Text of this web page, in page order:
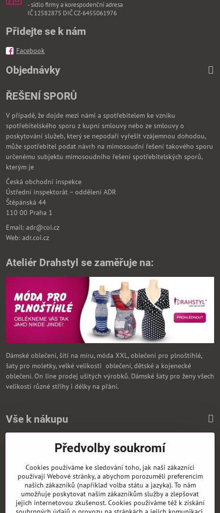
- sídlo firmy a korespodenční adresa
IČ 12582875 DIČ CZ-6455061976
Přidejte se k nám
Facebook
Objednávky
ŘEŠENÍ SPORŮ
V případě, že dojde mezi námi a spotřebitelem ke vzniku
spotřebitelského sporu z kupní smlouvy nebo ze smlouvy o
poskytování služeb, který se nepodaří vyřešit vzájemnou dohodou,
může spotřebitel podat návrh na mimosoudní řešení takového sporu
určenému subjektu mimosoudního řešení spotřebitelských sporů,
kterým je
Česká obchodní inspekce
Ústřední inspektorát – oddělení ADR
Štěpánská 44
110 00 Praha 1
Email: adr@coi.cz
Web: adr.coi.cz
Ateliér Drahstyl se zaměřuje na:
Dámské oblečení, šítí na míru, móda XXL, oblečení pro plnoštíhlé,
šaty pro moletky, velké velikosti oblečení, dětské a kojenecké
oblečení. On line prodej ušitých výrobků. Dámské šaty pro ženy všech
velikostí různé střihy i délky na přání.
Vše k nákupu
Zasíláme i na SlovenskoPředvolby soukromí
Cookies používáme ke sledování toho, jak naši zákazníci
používají Webové stránky, a abychom porozuměli preferencím
našich zákazníků (například volba státu a jazyka). To nám
umožňuje poskytovat našim zákazníkům služby a zlepšovat
jejich internetovou zkušenost. Cookies používáme též k získání